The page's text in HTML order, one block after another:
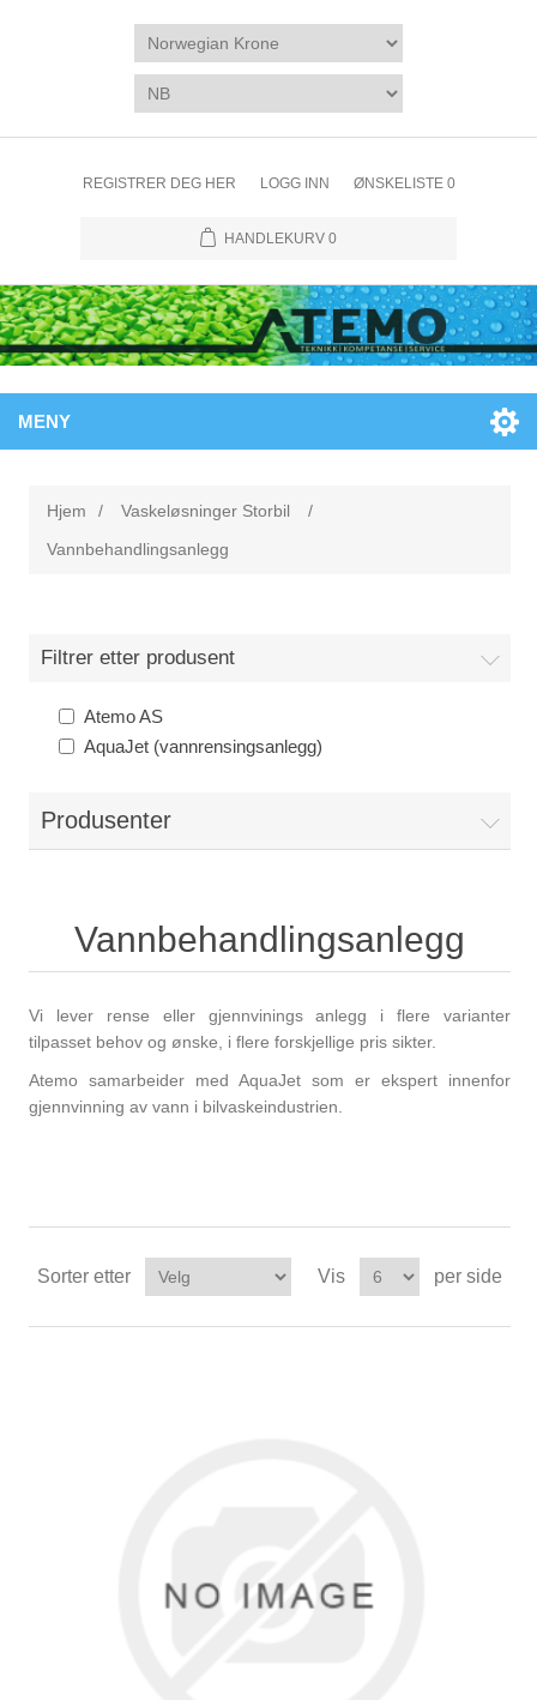
REGISTRER DEG HER LOGG INN ØNSKELISTE 0
HANDLEKURV 0
MENY
Hjem / Vaskeløsninger Storbil
/
Vannbehandlingsanlegg
Filtrer etter produsent
Atemo AS
AquaJet (vannrensingsanlegg)
Produsenter
Vannbehandlingsanlegg
Vi lever rense eller gjennvinings anlegg i flere varianter
tilpasset behov og ønske, i flere forskjellige pris sikter.
Atemo samarbeider med AquaJet som er ekspert innenfor
gjennvinning av vann i bilvaskeindustrien.
Sorter etter Vis per side